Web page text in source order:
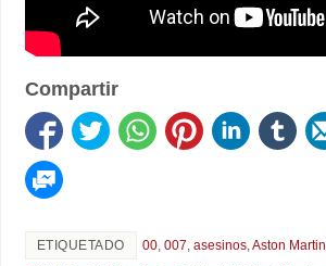
Compartir
ETIQUETADO 00, 007, asesinos,Aston Martin